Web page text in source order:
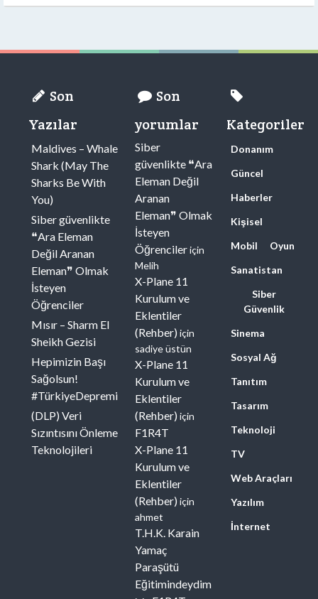
Son
Yazılar
Maldives – Whale
Shark (May The
Sharks Be With
You)
Siber güvenlikte
❝Ara Eleman
Değil Aranan
Eleman❞ Olmak
İsteyen
Öğrenciler
Mısır – Sharm El
Sheikh Gezisi
Hepimizin Başı
Sağolsun!
#TürkiyeDepremi
(DLP) Veri
Sızıntısını Önleme
Teknolojileri
Son
yorumlar
Siber
güvenlikte ❝Ara
Eleman Değil
Aranan
Eleman❞ Olmak
İsteyen
Öğrencileriçin
Melih
X-Plane 11
Kurulum ve
Eklentiler
(Rehber) için
sadiye üstün
X-Plane 11
Kurulum ve
Eklentiler
(Rehber) için
F1R4T
X-Plane 11
Kurulum ve
Eklentiler
(Rehber) için
ahmet
T.H.K. Karain
Yamaç
Paraşütü
Eğitimindeydim
Kategoriler
Donanım
Güncel
Haberler
Kişisel
Mobil
Oyun
Sanatistan
Siber
Güvenlik
Sinema
Sosyal Ağ
Tanıtım
Tasarım
Teknoloji
TV
Web Araçları
Yazılım
İnternet